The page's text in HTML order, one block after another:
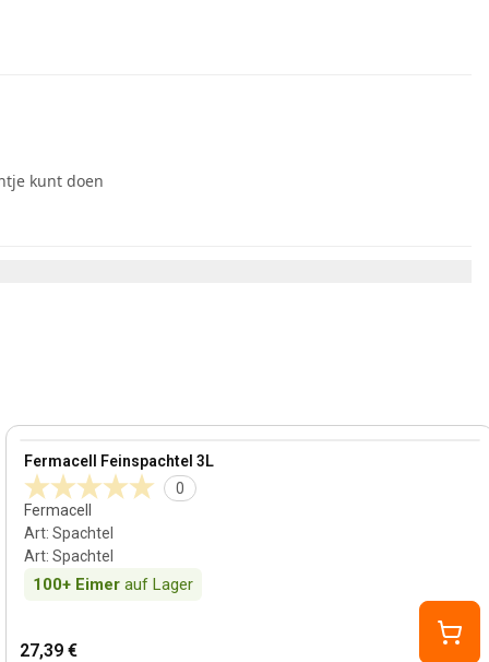
kunt doen
Fermacell Feinspachtel 3L
0
Fermacell
Art:Spachtel
Art:Spachtel
100+ Eimer auf Lager
View product
27,39 €